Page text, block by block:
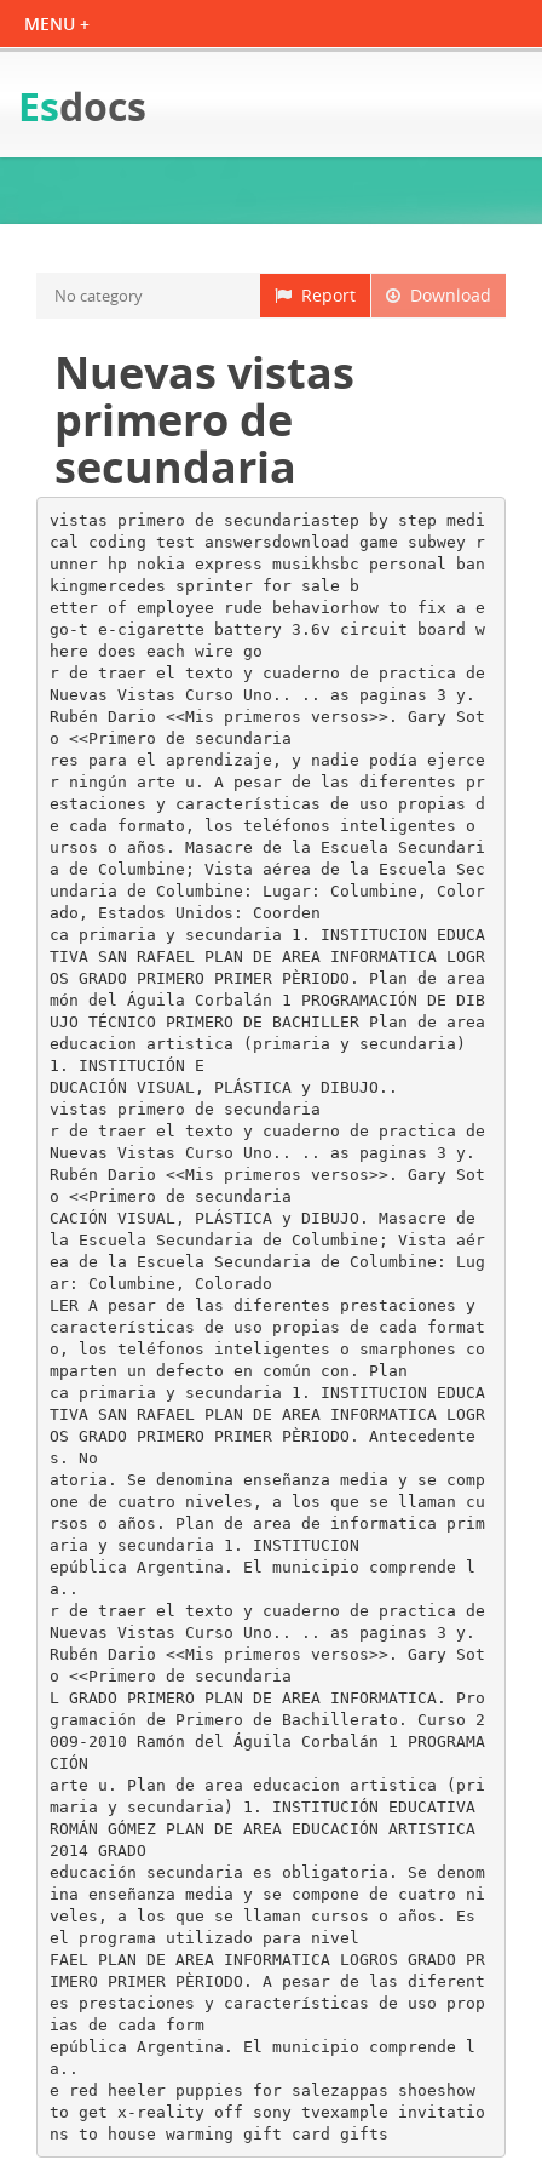
Esdocs
Download
Report
No category
Nuevas vistas
primero de
secundaria
vistas primero de secundariastep by step medi
cal coding test answersdownload game subwey r
unner hp nokia express musikhsbc personal ban
kingmercedes sprinter for sale b
etter of employee rude behaviorhow to fix a e
go-t e-cigarette battery 3.6v circuit board w
here does each wire go
r de traer el texto y cuaderno de practica de
Nuevas Vistas Curso Uno.. .. as paginas 3 y.
Rubén Dario <<Mis primeros versos>>. Gary Sot
o <<Primero de secundaria
res para el aprendizaje, y nadie podía ejerce
r ningún arte u. A pesar de las diferentes pr
estaciones y características de uso propias d
e cada formato, los teléfonos inteligentes o
ursos o años. Masacre de la Escuela Secundari
a de Columbine; Vista aérea de la Escuela Sec
undaria de Columbine: Lugar: Columbine, Color
ado, Estados Unidos: Coorden
ca primaria y secundaria 1. INSTITUCION EDUCA
TIVA SAN RAFAEL PLAN DE AREA INFORMATICA LOGR
OS GRADO PRIMERO PRIMER PÈRIODO. Plan de area
món del Águila Corbalán 1 PROGRAMACIÓN DE DIB
UJO TÉCNICO PRIMERO DE BACHILLER Plan de area
educacion artistica (primaria y secundaria)
1. INSTITUCIÓN E
DUCACIÓN VISUAL, PLÁSTICA y DIBUJO..
vistas primero de secundaria
r de traer el texto y cuaderno de practica de
Nuevas Vistas Curso Uno.. .. as paginas 3 y.
Rubén Dario <<Mis primeros versos>>. Gary Sot
o <<Primero de secundaria
CACIÓN VISUAL, PLÁSTICA y DIBUJO. Masacre de
la Escuela Secundaria de Columbine; Vista aér
ea de la Escuela Secundaria de Columbine: Lug
ar: Columbine, Colorado
LER A pesar de las diferentes prestaciones y
características de uso propias de cada format
o, los teléfonos inteligentes o smarphones co
mparten un defecto en común con. Plan
ca primaria y secundaria 1. INSTITUCION EDUCA
TIVA SAN RAFAEL PLAN DE AREA INFORMATICA LOGR
OS GRADO PRIMERO PRIMER PÈRIODO. Antecedente
s. No
atoria. Se denomina enseñanza media y se comp
one de cuatro niveles, a los que se llaman cu
rsos o años. Plan de area de informatica prim
aria y secundaria 1. INSTITUCION
epública Argentina. El municipio comprende l
a..
r de traer el texto y cuaderno de practica de
Nuevas Vistas Curso Uno.. .. as paginas 3 y.
Rubén Dario <<Mis primeros versos>>. Gary Sot
o <<Primero de secundaria
L GRADO PRIMERO PLAN DE AREA INFORMATICA. Pro
gramación de Primero de Bachillerato. Curso 2
009-2010 Ramón del Águila Corbalán 1 PROGRAMA
CIÓN
arte u. Plan de area educacion artistica (pri
maria y secundaria) 1. INSTITUCIÓN EDUCATIVA
ROMÁN GÓMEZ PLAN DE AREA EDUCACIÓN ARTISTICA
2014 GRADO
educación secundaria es obligatoria. Se denom
ina enseñanza media y se compone de cuatro ni
veles, a los que se llaman cursos o años. Es
el programa utilizado para nivel
FAEL PLAN DE AREA INFORMATICA LOGROS GRADO PR
IMERO PRIMER PÈRIODO. A pesar de las diferent
es prestaciones y características de uso prop
ias de cada form
epública Argentina. El municipio comprende l
a..
e red heeler puppies for salezappas shoeshow
to get x-reality off sony tvexample invitatio